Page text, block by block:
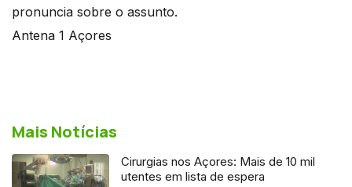
pronuncia sobre o assunto.
Antena 1 Açores
Mais Notícias
Cirurgias nos Açores: Mais de 10 mil
utentes em lista de espera